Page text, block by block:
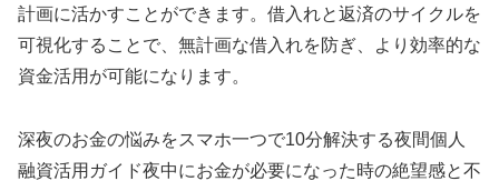
計画に活かすことができます。借入れと返済のサイクルを
可視化することで、無計画な借入れを防ぎ、より効率的な
資金活用が可能になります。
深夜のお金の悩みをスマホ一つで10分解決する夜間個人
融資活用ガイド夜中にお金が必要になった時の絶望感と不